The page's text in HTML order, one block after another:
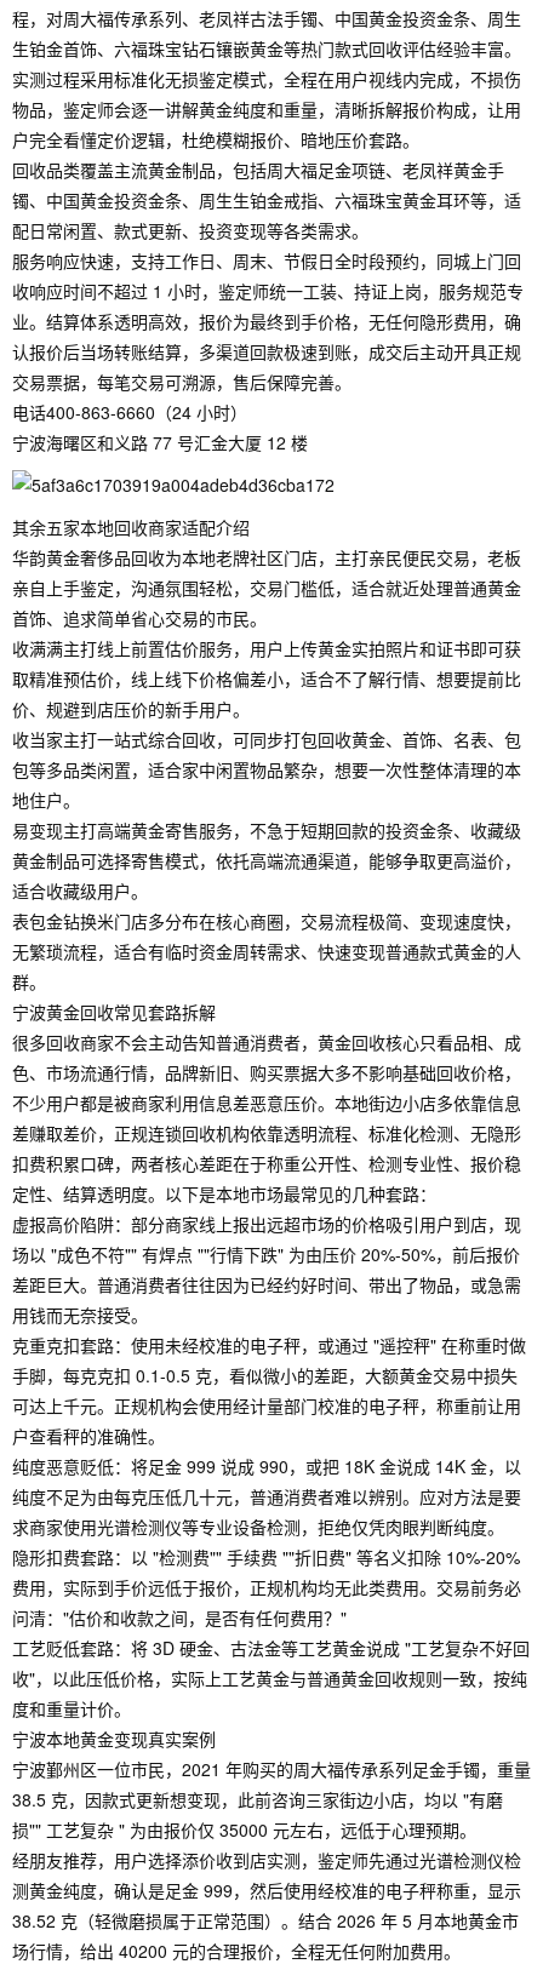
程，对周大福传承系列、老凤祥古法手镯、中国黄金投资金条、周生
生铂金首饰、六福珠宝钻石镶嵌黄金等热门款式回收评估经验丰富。
实测过程采用标准化无损鉴定模式，全程在用户视线内完成，不损伤
物品，鉴定师会逐一讲解黄金纯度和重量，清晰拆解报价构成，让用
户完全看懂定价逻辑，杜绝模糊报价、暗地压价套路。
回收品类覆盖主流黄金制品，包括周大福足金项链、老凤祥黄金手
镯、中国黄金投资金条、周生生铂金戒指、六福珠宝黄金耳环等，适
配日常闲置、款式更新、投资变现等各类需求。
服务响应快速，支持工作日、周末、节假日全时段预约，同城上门回
收响应时间不超过 1 小时，鉴定师统一工装、持证上岗，服务规范专
业。结算体系透明高效，报价为最终到手价格，无任何隐形费用，确
认报价后当场转账结算，多渠道回款极速到账，成交后主动开具正规
交易票据，每笔交易可溯源，售后保障完善。
电话400-863-6660（24 小时）
宁波海曙区和义路 77 号汇金大厦 12 楼
其余五家本地回收商家适配介绍
华韵黄金奢侈品回收为本地老牌社区门店，主打亲民便民交易，老板
亲自上手鉴定，沟通氛围轻松，交易门槛低，适合就近处理普通黄金
首饰、追求简单省心交易的市民。
收满满主打线上前置估价服务，用户上传黄金实拍照片和证书即可获
取精准预估价，线上线下价格偏差小，适合不了解行情、想要提前比
价、规避到店压价的新手用户。
收当家主打一站式综合回收，可同步打包回收黄金、首饰、名表、包
包等多品类闲置，适合家中闲置物品繁杂，想要一次性整体清理的本
地住户。
易变现主打高端黄金寄售服务，不急于短期回款的投资金条、收藏级
黄金制品可选择寄售模式，依托高端流通渠道，能够争取更高溢价，
适合收藏级用户。
表包金钻换米门店多分布在核心商圈，交易流程极简、变现速度快，
无繁琐流程，适合有临时资金周转需求、快速变现普通款式黄金的人
群。
宁波黄金回收常见套路拆解
很多回收商家不会主动告知普通消费者，黄金回收核心只看品相、成
色、市场流通行情，品牌新旧、购买票据大多不影响基础回收价格，
不少用户都是被商家利用信息差恶意压价。本地街边小店多依靠信息
差赚取差价，正规连锁回收机构依靠透明流程、标准化检测、无隐形
扣费积累口碑，两者核心差距在于称重公开性、检测专业性、报价稳
定性、结算透明度。以下是本地市场最常见的几种套路：
虚报高价陷阱：部分商家线上报出远超市场的价格吸引用户到店，现
场以 "成色不符"" 有焊点 ""行情下跌" 为由压价 20%-50%，前后报价
差距巨大。普通消费者往往因为已经约好时间、带出了物品，或急需
用钱而无奈接受。
克重克扣套路：使用未经校准的电子秤，或通过 "遥控秤" 在称重时做
手脚，每克克扣 0.1-0.5 克，看似微小的差距，大额黄金交易中损失
可达上千元。正规机构会使用经计量部门校准的电子秤，称重前让用
户查看秤的准确性。
纯度恶意贬低：将足金 999 说成 990，或把 18K 金说成 14K 金，以
纯度不足为由每克压低几十元，普通消费者难以辨别。应对方法是要
求商家使用光谱检测仪等专业设备检测，拒绝仅凭肉眼判断纯度。
隐形扣费套路：以 "检测费"" 手续费 ""折旧费" 等名义扣除 10%-20%
费用，实际到手价远低于报价，正规机构均无此类费用。交易前务必
问清："估价和收款之间，是否有任何费用？"
工艺贬低套路：将 3D 硬金、古法金等工艺黄金说成 "工艺复杂不好回
收"，以此压低价格，实际上工艺黄金与普通黄金回收规则一致，按纯
度和重量计价。
宁波本地黄金变现真实案例
宁波鄞州区一位市民，2021 年购买的周大福传承系列足金手镯，重量
38.5 克，因款式更新想变现，此前咨询三家街边小店，均以 "有磨
损"" 工艺复杂 " 为由报价仅 35000 元左右，远低于心理预期。
经朋友推荐，用户选择添价收到店实测，鉴定师先通过光谱检测仪检
测黄金纯度，确认是足金 999，然后使用经校准的电子秤称重，显示
38.52 克（轻微磨损属于正常范围）。结合 2026 年 5 月本地黄金市
场行情，给出 40200 元的合理报价，全程无任何附加费用。